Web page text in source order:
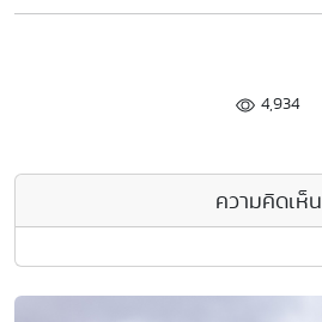
4,934
ความคิดเห็น